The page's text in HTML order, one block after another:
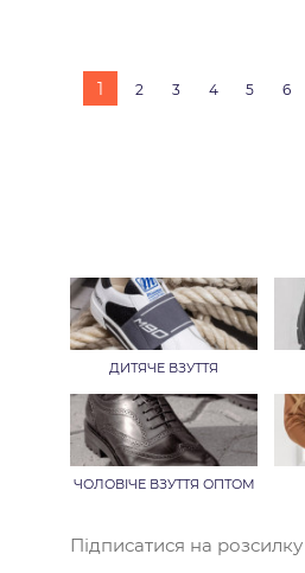
1 2 3 4 5 6
Підписатися на розсилку
ДИТЯЧЕ ВЗУТТЯ
ЧОЛОВІЧЕ ВЗУТТЯ ОПТОМ